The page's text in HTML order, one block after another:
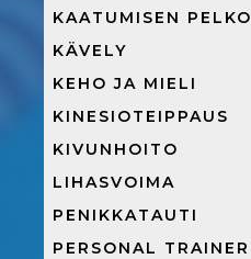
KAATUMISEN PELKO
KÄVELY
KEHO JA MIELI
KINESIOTEIPPAUS
KIVUNHOITO
LIHASVOIMA
PENIKKATAUTI
PERSONAL TRAINER